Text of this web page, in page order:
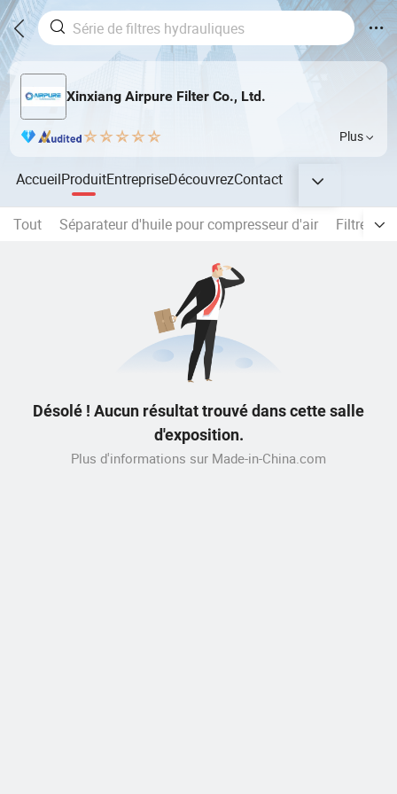
Xinxiang Airpure Filter Co., Ltd.
Plus
AccueilProduitEntrepriseDécouvrezContact
Tout Séparateur d'huile pour compresseur d'air Filtres à
Désolé ! Aucun résultat trouvé dans cette salle
d'exposition.
Plus d'informations sur Made-in-China.com